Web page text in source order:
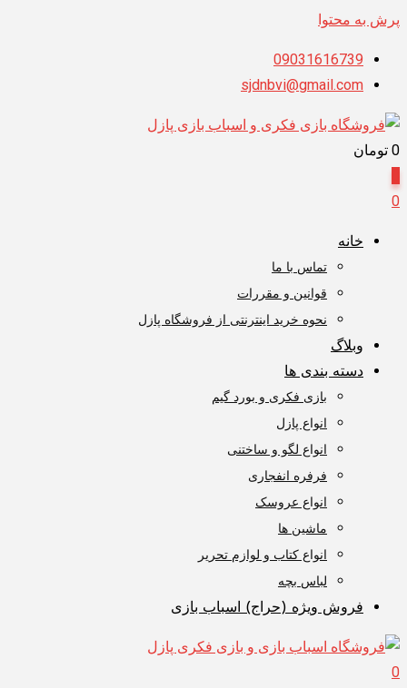
پرش به محتوا
09031616739
sjdnbvi@gmail.com
0 تومان
0
خانه
تماس با ما
قوانین و مقررات
نحوه خرید اینترنتی از فروشگاه پازل
وبلاگ
دسته بندی ها
بازی فکری و بورد گیم
انواع پازل
انواع لگو و ساختنی
فرفره انفجاری
انواع عروسک
ماشین ها
انواع کتاب و لوازم تحریر
لباس بچه
فروش ویژه (حراج) اسباب بازی
0